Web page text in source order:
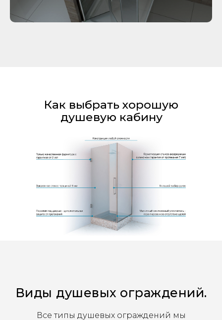
Как выбрать хорошую
душевую кабину
Виды душевых ограждений.
Все типы душевых ограждений мы